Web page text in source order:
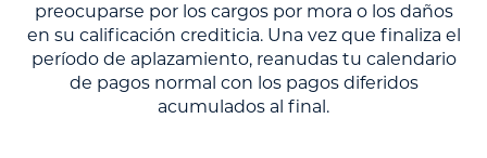
preocuparse por los cargos por mora o los daños
en su calificación crediticia. Una vez que finaliza el
período de aplazamiento, reanudas tu calendario
de pagos normal con los pagos diferidos
acumulados al final.